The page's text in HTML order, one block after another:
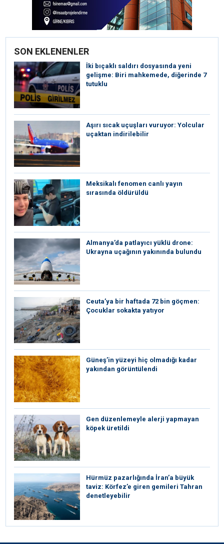
SON EKLENENLER
İki bıçaklı saldırı dosyasında yeni
gelişme: Biri mahkemede, diğerinde 7
tutuklu
Aşırı sıcak uçuşları vuruyor: Yolcular
uçaktan indirilebilir
Meksikalı fenomen canlı yayın
sırasında öldürüldü
Almanya’da patlayıcı yüklü drone:
Ukrayna uçağının yakınında bulundu
Ceuta’ya bir haftada 72 bin göçmen:
Çocuklar sokakta yatıyor
Güneş’in yüzeyi hiç olmadığı kadar
yakından görüntülendi
Gen düzenlemeyle alerji yapmayan
köpek üretildi
Hürmüz pazarlığında İran’a büyük
taviz: Körfez’e giren gemileri Tahran
denetleyebilir